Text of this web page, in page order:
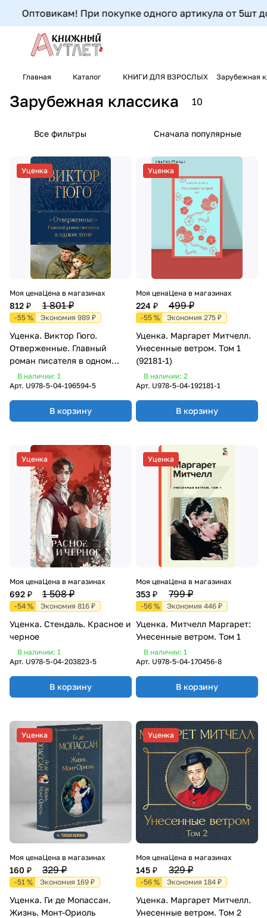
Оптовикам! При покупке одного артикула от 5шт до
Главная Каталог КНИГИ ДЛЯ ВЗРОСЛЫХ Зарубежная
Зарубежная классика 10
Все фильтры Сначала популярные
Уценка
Моя цена
812 ₽
Цена в магазинах
1 801 ₽
-55 % Экономия 989 ₽
Уценка. Виктор Гюго.
Отверженные. Главный
роман писателя в одном
томе
В наличии: 1
Арт. U978-5-04-196594-5
В корзину
Уценка
Моя цена
224 ₽
Цена в магазинах
499 ₽
-55 % Экономия 275 ₽
Уценка. Маргарет Митчелл.
Унесенные ветром. Том 1
(92181-1)
В наличии: 2
Арт. U978-5-04-192181-1
В корзину
Уценка
Моя цена
692 ₽
Цена в магазинах
1 508 ₽
-54 % Экономия 816 ₽
Уценка. Стендаль. Красное и
черное
В наличии: 1
Арт. U978-5-04-203823-5
В корзину
Уценка
Моя цена
353 ₽
Цена в магазинах
799 ₽
-56 % Экономия 446 ₽
Уценка. Митчелл Маргарет:
Унесенные ветром. Том 1
В наличии: 1
Арт. U978-5-04-170456-8
В корзину
Уценка
Моя цена
160 ₽
Цена в магазинах
329 ₽
-51 % Экономия 169 ₽
Уценка. Ги де Мопассан.
Жизнь. Монт-Ориоль
Уценка
Моя цена
145 ₽
Цена в магазинах
329 ₽
-56 % Экономия 184 ₽
Уценка. Маргарет Митчелл.
Унесенные ветром. Том 2